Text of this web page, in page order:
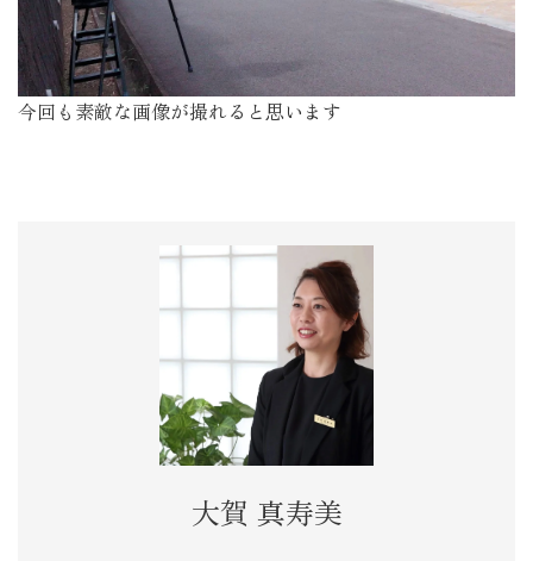
今回も素敵な画像が撮れると思います
大賀 真寿美